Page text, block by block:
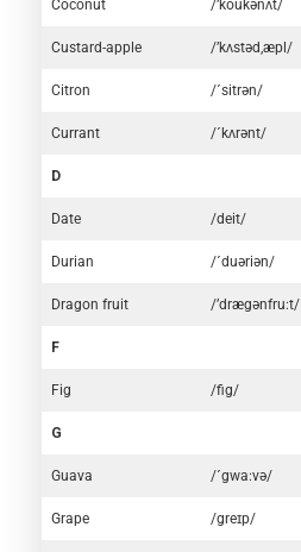
Coconut /’koukənʌt/
Custard-apple /’kʌstəd,æpl/
Citron /´sitrən/
Currant /´kʌrənt/
D
Date /deit/
Durian /´duəriən/
Dragon fruit /’drægənfru:t/
F
Fig /fig/
G
Guava /´gwa:və/
Grape /greɪp/